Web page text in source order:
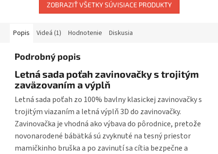
ZOBRAZIŤ VŠETKY SÚVISIACE PRODUKTY
Popis Videá (1) Hodnotenie Diskusia
Podrobný popis
Letná sada poťah zavinovačky s trojitým
zaväzovaním a výplň
Letná sada poťah zo 100% bavlny klasickej zavinovačky s
trojitým viazaním a letná výplň 3D do zavinovačky.
Zavinovačka je vhodná ako výbava do pôrodnice, pretože
novonarodené bábätká sú zvyknuté na tesný priestor
mamičkinho bruška a po zavinutí sa cítia bezpečne a